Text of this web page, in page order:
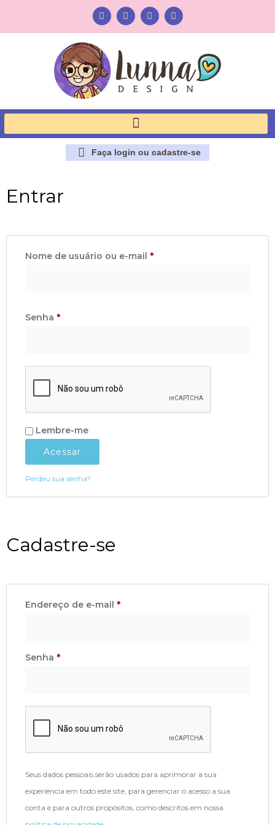
Faça login ou cadastre-se
Entrar
Nome de usuário ou e-mail *
Senha *
Lembre-me
Acessar
Perdeu sua senha?
Cadastre-se
Endereço de e-mail *
Senha *
Seus dados pessoais serão usados para aprimorar a sua
experiência em todo este site, para gerenciar o acesso a sua
conta e para outros propósitos, como descritos em nossa